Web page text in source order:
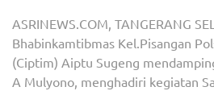
ASRINEWS.COM, TANGERANG
Bhabinkamtibmas Kel.Pisangan
(Ciptim) Aiptu Sugeng
A Mulyono, menghadiri kegiatan